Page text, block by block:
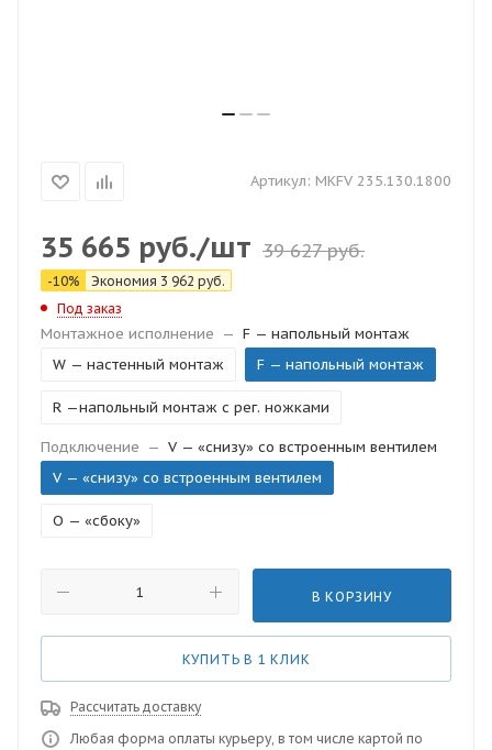
Артикул: MKFV 235.130.1800
35 665 руб./шт 39 627руб.
-10% Экономия 3 962 руб.
Под заказ
Монтажное исполнение — F — напольный монтаж
W — настенный монтаж
F — напольный монтаж
R —напольный монтаж с рег. ножками
Подключение — V — «снизу» со встроенным вентилем
V — «снизу» со встроенным вентилем
O — «сбоку»
В КОРЗИНУ
КУПИТЬ В 1 КЛИК
Рассчитать доставку
Любая форма оплаты курьеру, в том числе картой по